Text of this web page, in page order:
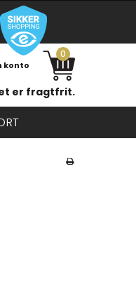
konto
0
er fragtfrit.